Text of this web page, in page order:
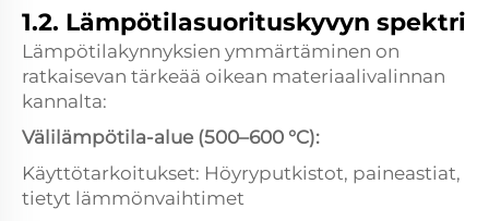
1.2. Lämpötilasuorituskyvyn spektri
Lämpötilakynnyksien ymmärtäminen on
ratkaisevan tärkeää oikean materiaalivalinnan
kannalta:
Välilämpötila-alue (500–600 °C):
Käyttötarkoitukset: Höyryputkistot, paineastiat,
tietyt lämmönvaihtimet